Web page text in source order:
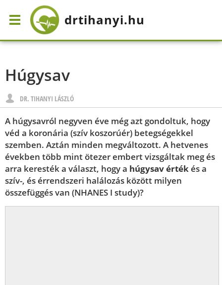
drtihanyi.hu
Húgysav
DR. TIHANYI LÁSZLÓ
A húgysavról negyven éve még azt gondoltuk, hogy
véd a koronária (szív koszorúér) betegségekkel
szemben. Aztán minden megváltozott. A hetvenes
években több mint ötezer embert vizsgáltak meg és
arra keresték a választ, hogy a húgysav értékés a
szív-, és érrendszeri halálozás között milyen
összefüggés van (NHANES I study)?